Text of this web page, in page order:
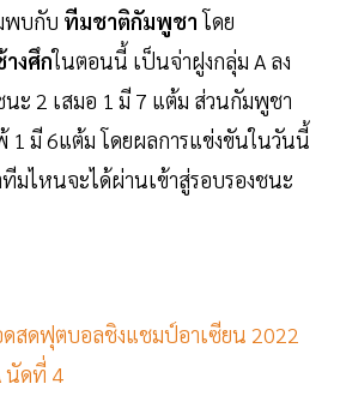
พบกับ ทีมชาติกัมพูชาโดย
างศึกในตอนนี้ เป็นจ่าฝูงกลุ่ม A ลง
ะ 2 เสมอ 1 มี 7 แต้ม ส่วนกัมพูชา
1 มี 6แต้ม โดยผลการแข่งขันในวันนี้
มไหนจะได้ผ่านเข้าสู่รอบรองชนะ
ดสดฟุตบอลชิงแชมป์อาเซียน 2022
นัดที่ 4